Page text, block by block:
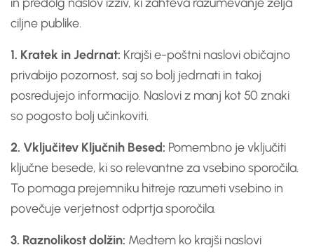
ciljne publike.
1. Kratek in Jedrnat: Krajši e-poštni naslovi običajno
privabijo pozornost, saj so bolj jedrnati in takoj
posredujejo informacijo. Naslovi z manj kot 50 znaki
so pogosto bolj učinkoviti.
2. Vključitev Ključnih Besed: Pomembno je vključiti
ključne besede, ki so relevantne za vsebino sporočila.
To pomaga prejemniku hitreje razumeti vsebino in
povečuje verjetnost odprtja sporočila.
3. Raznolikost dolžin: Medtem ko krajši naslovi